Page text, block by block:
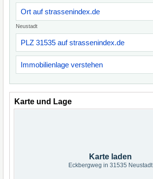
Ort auf strassenindex.de
Neustadt
PLZ 31535 auf strassenindex.de
Immobilienlage verstehen
Karte und Lage
Karte laden
Eckbergweg in 31535 Neustadt